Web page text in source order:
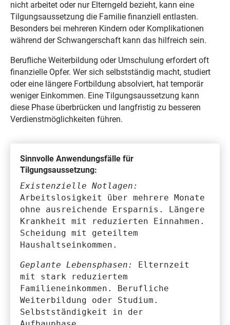
nicht arbeitet oder nur Elterngeld bezieht, kann eine
Tilgungsaussetzung die Familie finanziell entlasten.
Besonders bei mehreren Kindern oder Komplikationen
während der Schwangerschaft kann das hilfreich sein.
Berufliche Weiterbildung oder Umschulung erfordert oft
finanzielle Opfer. Wer sich selbstständig macht, studiert
oder eine längere Fortbildung absolviert, hat temporär
weniger Einkommen. Eine Tilgungsaussetzung kann
diese Phase überbrücken und langfristig zu besseren
Verdienstmöglichkeiten führen.
Sinnvolle Anwendungsfälle für
Tilgungsaussetzung:
Existenzielle Notlagen:
Arbeitslosigkeit über mehrere Monate
ohne ausreichende Ersparnis. Längere
Krankheit mit reduzierten Einnahmen.
Scheidung mit geteiltem
Haushaltseinkommen.
Geplante Lebensphasen: Elternzeit
mit stark reduziertem
Familieneinkommen. Berufliche
Weiterbildung oder Studium.
Selbstständigkeit in der